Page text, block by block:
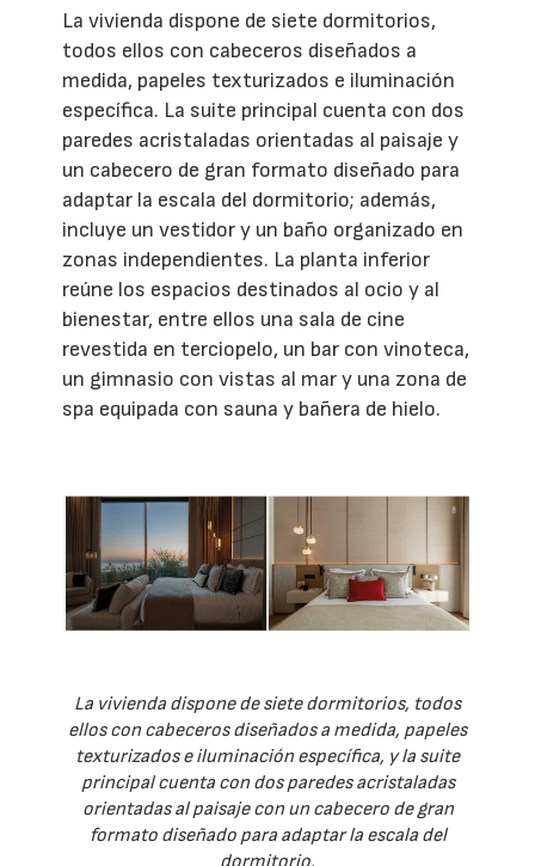
La vivienda dispone de siete dormitorios,
todos ellos con cabeceros diseñados a
medida, papeles texturizados e iluminación
específica. La suite principal cuenta con dos
paredes acristaladas orientadas al paisaje y
un cabecero de gran formato diseñado para
adaptar la escala del dormitorio; además,
incluye un vestidor y un baño organizado en
zonas independientes. La planta inferior
reúne los espacios destinados al ocio y al
bienestar, entre ellos una sala de cine
revestida en terciopelo, un bar con vinoteca,
un gimnasio con vistas al mar y una zona de
spa equipada con sauna y bañera de hielo.
La vivienda dispone de siete dormitorios, todos
ellos con cabeceros diseñados a medida, papeles
texturizados e iluminación específica, y la suite
principal cuenta con dos paredes acristaladas
orientadas al paisaje con un cabecero de gran
formato diseñado para adaptar la escala del